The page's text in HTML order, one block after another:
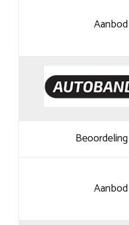
Aanbod
Beoordeling
Aanbod